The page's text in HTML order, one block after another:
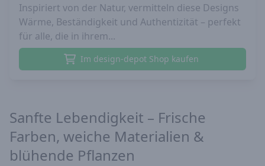
Inspiriert von der Natur, vermitteln diese Designs
Wärme, Beständigkeit und Authentizität – perfekt
für alle, die in ihrem...
Im design-depot Shop kaufen
Sanfte Lebendigkeit – Frische
Farben, weiche Materialien &
blühende Pflanzen